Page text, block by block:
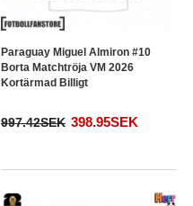
Paraguay Miguel Almiron #10
Borta Matchtröja VM 2026
Kortärmad Billigt
997.42SEK 398.95SEK